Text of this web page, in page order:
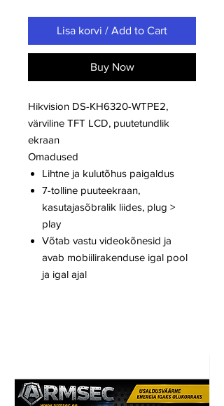
Lisa korvi / Add to Cart
Buy Now
Hikvision DS-KH6320-WTPE2,
värviline TFT LCD, puutetundlik
ekraan
Omadused
Lihtne ja kulutõhus paigaldus
7-tolline puuteekraan,
kasutajasõbralik liides, plug >
play
Võtab vastu videokõnesid ja
avab mobiilirakenduse igal pool
ja igal ajal